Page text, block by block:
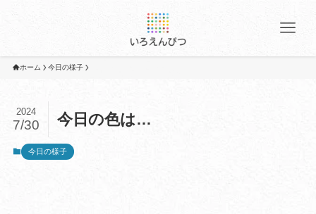
ホーム 今日の様子
今日の色は…
2024
7/30
今日の様子